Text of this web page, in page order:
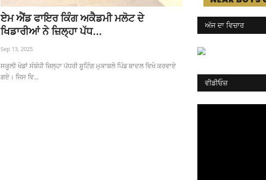
ਏਮ ਐਂਡ ਫਾਇਰ ਕਿੰਗ ਅਕੈਡਮੀ ਮਲੋਟ ਦੇ
ਖਿਡਾਰੀਆਂ ਨੇ ਜ਼ਿਲ੍ਹਾ ਪੱਧ...
Sep 13, 2025
ਸਕੂਲੀ ਖੇਡਾਂ ਸੰਬੰਧੀ ਜ਼ਿਲ੍ਹਾ ਪੱਧਰੀ ਸ਼ੂਟਿੰਗ ਮੁਕਾਬਲੇ ਪਿੰਡ ਬਾਦਲ ਵਿਖੇ ਕਰਵਾਏ
ਗਏ। ਜਿਸ ਵਿ...
ਅੱਜ ਦਾ ਵਿਚਾਰ
ਵੀਡੀਓਜ਼